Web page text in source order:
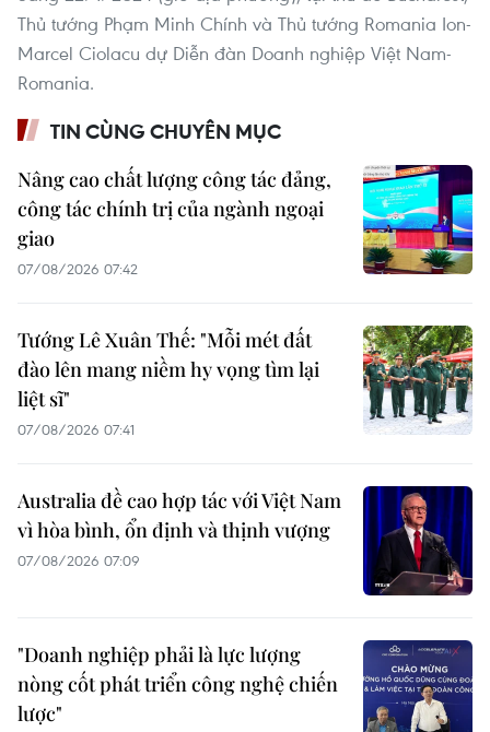
Thủ tướng Phạm Minh Chính và Thủ tướng Romania Ion-
Marcel Ciolacu dự Diễn đàn Doanh nghiệp Việt Nam-
Romania.
TIN CÙNG CHUYÊN MỤC
Nâng cao chất lượng công tác đảng,
công tác chính trị của ngành ngoại
giao
07/08/2026 07:42
Tướng Lê Xuân Thế: "Mỗi mét đất
đào lên mang niềm hy vọng tìm lại
liệt sĩ"
07/08/2026 07:41
Australia đề cao hợp tác với Việt Nam
vì hòa bình, ổn định và thịnh vượng
07/08/2026 07:09
"Doanh nghiệp phải là lực lượng
nòng cốt phát triển công nghệ chiến
lược"